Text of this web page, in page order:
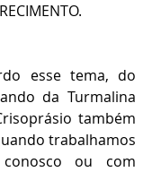
esse tema, do
da Turmalina
também
trabalhamos
ou com